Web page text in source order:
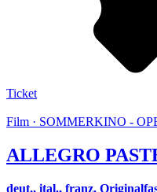
Ticket
Film · SOMMERKINO -
ALLEGRO
deut., ital., franz.